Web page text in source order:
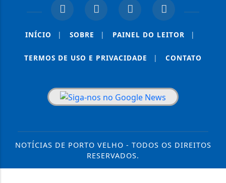
INÍCIO | SOBRE | PAINEL DO LEITOR |
TERMOS DE USO E PRIVACIDADE | CONTATO
NOTÍCIAS DE PORTO VELHO - TODOS OS DIREITOS
RESERVADOS.